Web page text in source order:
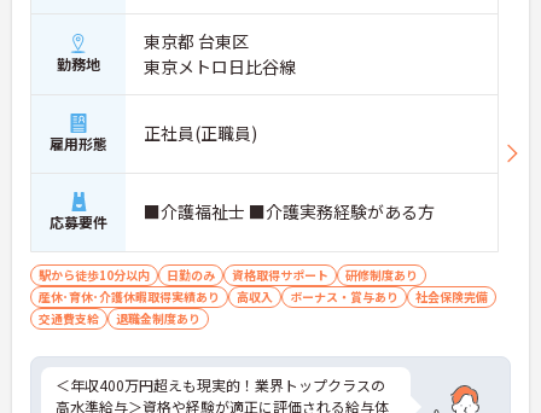
勤務地
東京都 台東区
東京メトロ日比谷線
雇用形態 正社員(正職員)
応募要件 ■介護福祉士 ■介護実務経験がある方
駅から徒歩10分以内 日勤のみ 資格取得サポート
研修制度あり
産休･育休･介護休暇取得実績あり
高収入 ボーナス・賞与あり
社会保険完備
交通費支給
退職金制度あり
＜年収400万円超えも現実的！業界トップクラスの
高水準給与＞資格や経験が適正に評価される給与体